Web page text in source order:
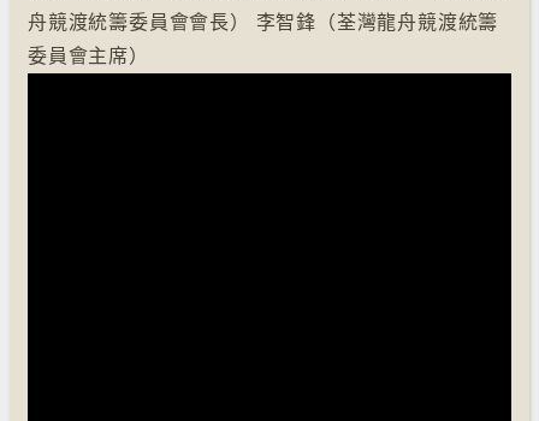
舟競渡統籌委員會會長） 李智鋒（荃灣龍舟競渡統籌
委員會主席）